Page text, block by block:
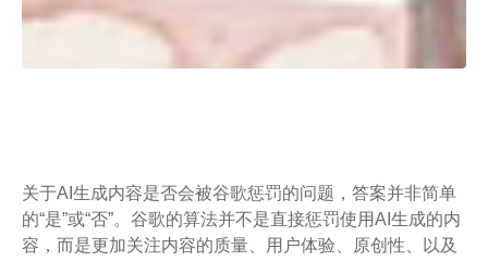
关于AI生成内容是否会被谷歌惩罚的问题，答案并非简单
的“是”或“否”。谷歌的算法并不是直接惩罚使用AI生成的内
容，而是更加关注内容的质量、用户体验、原创性、以及